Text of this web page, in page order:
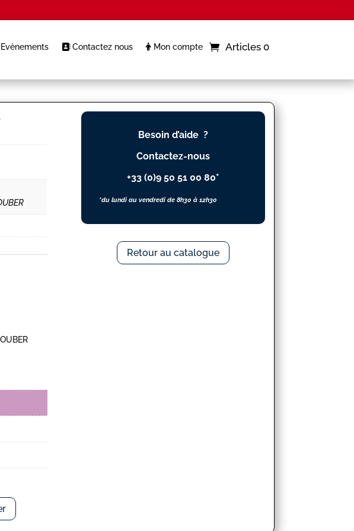
Contactez nous Mon compte Articles 0
Besoin d’aide ?
Contactez-nous
+33 (0)9 50 51 00 80*
*du lundi au vendredi de 8h30 à 12h30
Retour au catalogue